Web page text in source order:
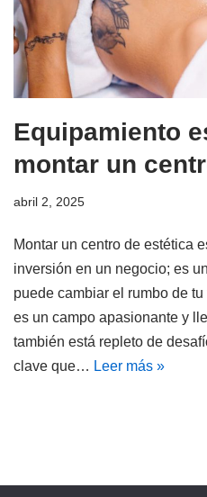
Equipamiento
montar un
abril 2, 2025
Montar un centro de estética
inversión en un negocio; es
puede cambiar el rumbo de
es un campo apasionante y
también está repleto de
clave que… Leer más »